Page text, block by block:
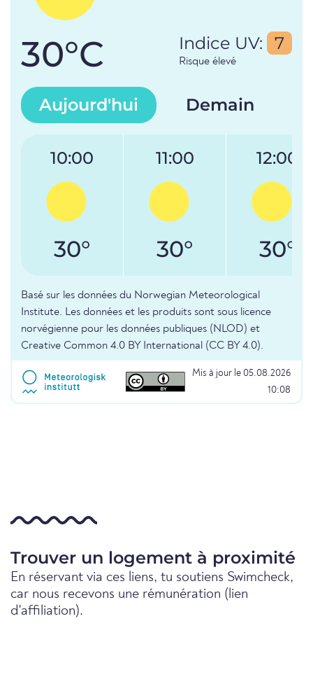
30°C Indice UV: 7
Risque élevé
Aujourd'hui Demain
10:00
30°
11:00
30°
12:00
30°
Basé sur les données du Norwegian Meteorological
Institute. Les données et les produits sont sous licence
norvégienne pour les données publiques (NLOD) et
Creative Common 4.0 BY International (CC BY 4.0).
Mis à jour le 05.08.2026
10:08
Trouver un logement à proximité
En réservant via ces liens, tu soutiens Swimcheck,
car nous recevons une rémunération (lien
d'affiliation).